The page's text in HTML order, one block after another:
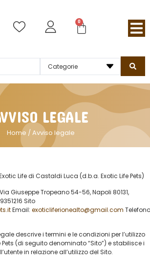
0
LEGALE
Home / Avviso legale
Life di Castaldi Luca (d.b.a. Exotic Life Pets)
Giuseppe Tropeano 54-56, Napoli 80131,
Sito
Email: exoticliferionealto@gmail.com
descrive i termini e le condizioni per l’utilizzo
Pets (di seguito denominato “Sito”) e stabilisce i
in relazione all’utilizzo del Sito.